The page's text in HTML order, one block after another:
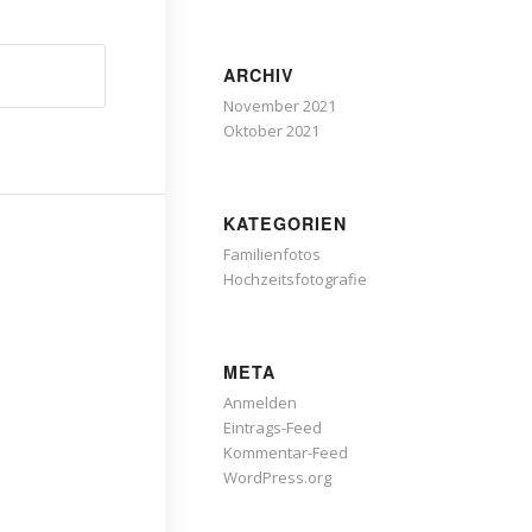
ARCHIV
November 2021
Oktober 2021
KATEGORIEN
Familienfotos
Hochzeitsfotografie
META
Anmelden
Eintrags-Feed
Kommentar-Feed
WordPress.org